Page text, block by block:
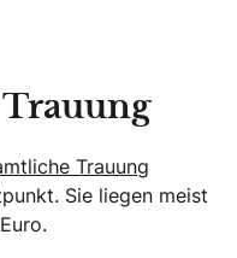
Trauung
Sie liegen meist